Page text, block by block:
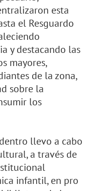
esta
el Resguardo
y destacando las
mayores,
de la zona,
sobre la
los
llevo a cabo
a través de
infantil, en pro